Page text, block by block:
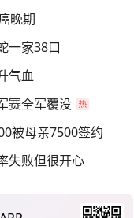
晚期
一家38口
气血
赛全军覆没
被母亲7500签约
失败但很开心